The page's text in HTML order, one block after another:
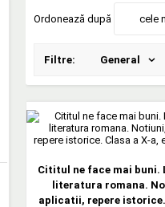
Ordonează după cele
Filtre: General
Cititul ne face mai buni.
literatura romana.
aplicatii, repere istorice.